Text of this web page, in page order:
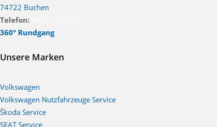
74722 Buchen
Telefon:
360° Rundgang
Unsere Marken
Volkswagen
Volkswagen Nutzfahrzeuge Service
Škoda Service
SEAT Service